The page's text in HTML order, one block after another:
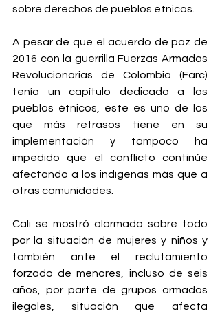
sobre derechos de pueblos étnicos.
A pesar de que el acuerdo de paz de
2016 con la guerrilla Fuerzas Armadas
Revolucionarias de Colombia (Farc)
tenía un capítulo dedicado a los
pueblos étnicos, este es uno de los
que más retrasos tiene en su
implementación y tampoco ha
impedido que el conflicto continúe
afectando a los indígenas más que a
otras comunidades.
Cali se mostró alarmado sobre todo
por la situación de mujeres y niños y
también ante el reclutamiento
forzado de menores, incluso de seis
años, por parte de grupos armados
ilegales, situación que afecta